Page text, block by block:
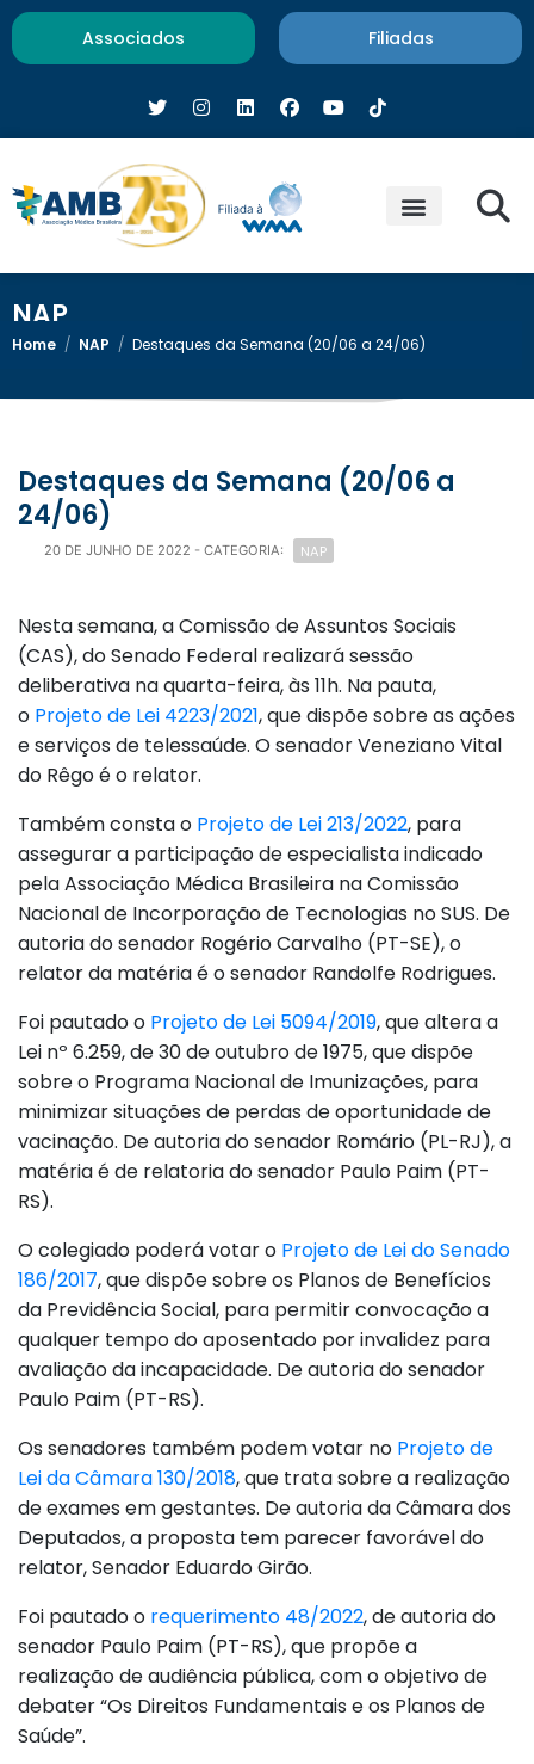
Associados Filiadas
NAP
Home / NAP / Destaques da Semana (20/06 a 24/06)
Destaques da Semana (20/06 a
24/06)
20 DE JUNHO DE 2022 - CATEGORIA: NAP
Nesta semana, a Comissão de Assuntos Sociais
(CAS), do Senado Federal realizará sessão
deliberativa na quarta-feira, às 11h. Na pauta,
o Projeto de Lei 4223/2021, que dispõe sobre as ações
e serviços de telessaúde. O senador Veneziano Vital
do Rêgo é o relator.
Também consta o Projeto de Lei 213/2022, para
assegurar a participação de especialista indicado
pela Associação Médica Brasileira na Comissão
Nacional de Incorporação de Tecnologias no SUS. De
autoria do senador Rogério Carvalho (PT-SE), o
relator da matéria é o senador Randolfe Rodrigues.
Foi pautado o Projeto de Lei 5094/2019, que altera a
Lei nº 6.259, de 30 de outubro de 1975, que dispõe
sobre o Programa Nacional de Imunizações, para
minimizar situações de perdas de oportunidade de
vacinação. De autoria do senador Romário (PL-RJ), a
matéria é de relatoria do senador Paulo Paim (PT-
RS).
O colegiado poderá votar o Projeto de Lei do Senado
186/2017, que dispõe sobre os Planos de Benefícios
da Previdência Social, para permitir convocação a
qualquer tempo do aposentado por invalidez para
avaliação da incapacidade. De autoria do senador
Paulo Paim (PT-RS).
Os senadores também podem votar no Projeto de
Lei da Câmara 130/2018, que trata sobre a realização
de exames em gestantes. De autoria da Câmara dos
Deputados, a proposta tem parecer favorável do
relator, Senador Eduardo Girão.
Foi pautado o requerimento 48/2022, de autoria do
senador Paulo Paim (PT-RS), que propõe a
realização de audiência pública, com o objetivo de
debater “Os Direitos Fundamentais e os Planos de
Saúde”.